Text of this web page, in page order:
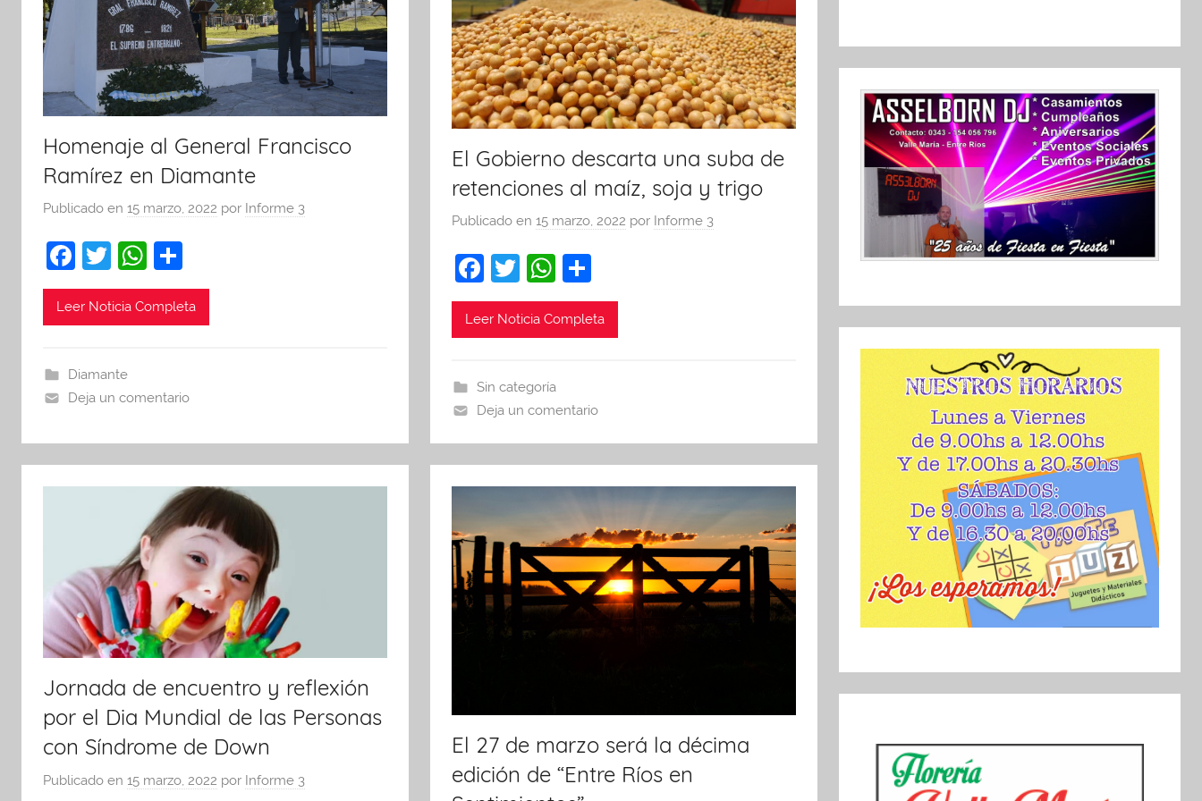
Homenaje al General Francisco
Ramírez en Diamante
Publicado en 15 marzo, 2022 por Informe 3
F
a
c
b
o
T
w
itt
W
h
at
p
o
m
tir
Leer Noticia Completa
Diamante
Deja un comentario
El Gobierno descarta una suba de
retenciones al maíz, soja y trigo
Publicado en15 marzo, 2022 por Informe 3
F
a
c
b
o
o
k
T
w
itt
W
h
at
A
p
p
o
m
tir
Leer Noticia Completa
Sin categoría
Deja un comentario
Jornada de encuentro y reflexión
por el Dia Mundial de las Personas
con Síndrome de Down
Publicado en 15 marzo, 2022 por Informe 3
El 27 de marzo será la décima
edición de “Entre Ríos en